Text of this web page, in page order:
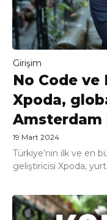
Girişim
No Code
Xpoda,
Amsterdam
19 Mart 2024
Türkiye’nin ilk ve en
geliştiricisi Xpoda,